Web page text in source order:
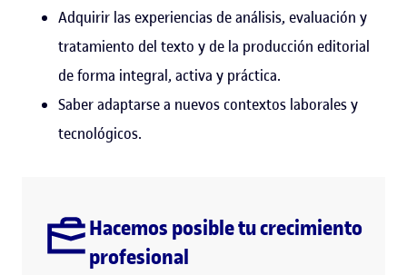
Adquirir las experiencias de análisis, evaluación y
tratamiento del texto y de la producción editorial
de forma integral, activa y práctica.
Saber adaptarse a nuevos contextos laborales y
tecnológicos.
Hacemos posible tu crecimiento
profesional